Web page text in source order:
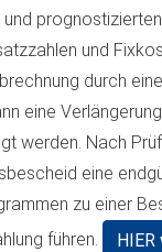
und
durch
eine
werden. Nach
eine
zu einer
führen.
HIER